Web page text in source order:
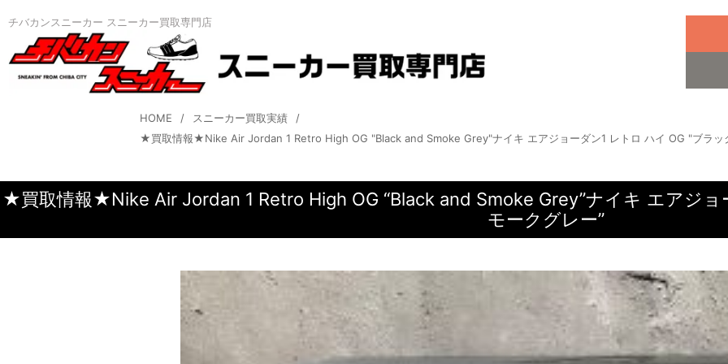
チバカンスニーカー スニーカー買取専門店
HOME
スニーカー買取実績
★買取情報★Nike Air Jordan 1 Retro High OG "Black and Smoke Grey"ナイキ エアジョーダン1 レトロ ハイ OG "ブラッ
★買取情報★Nike Air Jordan 1 Retro High OG “Black and Smoke Grey”ナイキ エアジョ
モークグレー”